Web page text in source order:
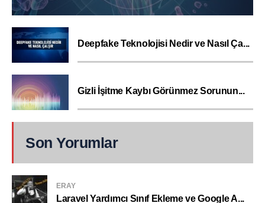
Deepfake Teknolojisi Nedir ve Nasıl Ça...
Gizli İşitme Kaybı Görünmez Sorunun...
Son Yorumlar
ERAY
Laravel Yardımcı Sınıf Ekleme ve Google A...